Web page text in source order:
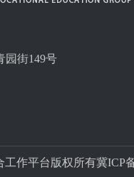
园街149号
作平台版权所有冀ICP